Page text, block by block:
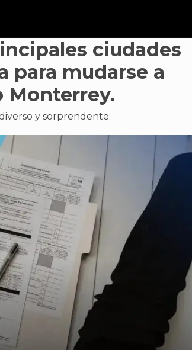
ciudades
para mudarse a
Monterrey.
y sorprendente.